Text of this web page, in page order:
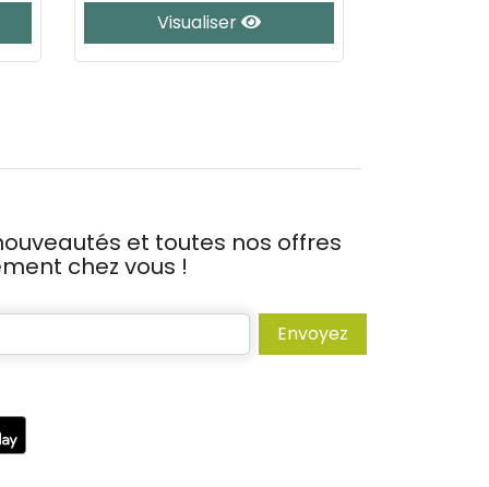
Visualiser
et toutes nos offres
chez vous !
Envoyez